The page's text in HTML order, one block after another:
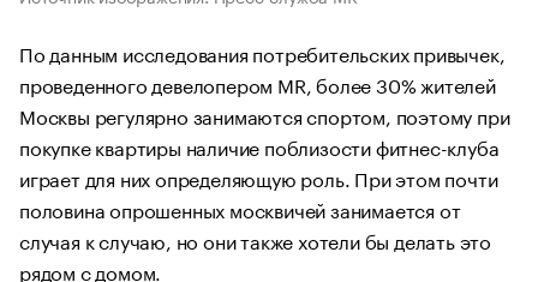
По данным исследования потребительских привычек,
проведенного девелопером MR, более 30% жителей
Москвы регулярно занимаются спортом, поэтому при
покупке квартиры наличие поблизости фитнес-клуба
играет для них определяющую роль. При этом почти
половина опрошенных москвичей занимается от
случая к случаю, но они также хотели бы делать это
рядом с домом.